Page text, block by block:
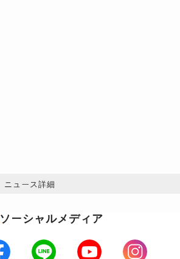
ニュース詳細
ソーシャルメディア